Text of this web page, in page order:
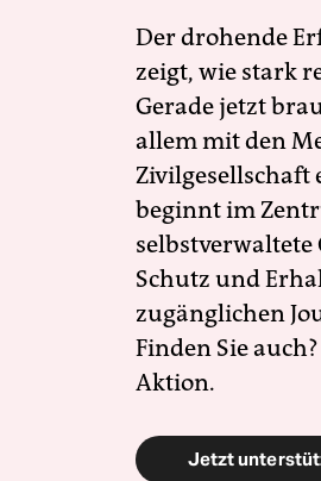
Der drohende
zeigt, wie stark
Gerade jetzt
allem mit den
Zivilgesellschaft
beginnt im
Schutz und
zugänglichen
Finden Sie
Aktion.
Jetzt